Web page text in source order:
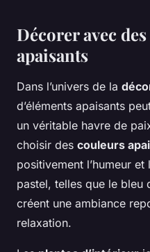
Décorer avec
apaisants
Dans l’univers de la
d’éléments apaisants
un véritable havre de
choisir des couleurs
positivement l’humeur
pastel, telles que le bleu
créent une ambiance
relaxation.